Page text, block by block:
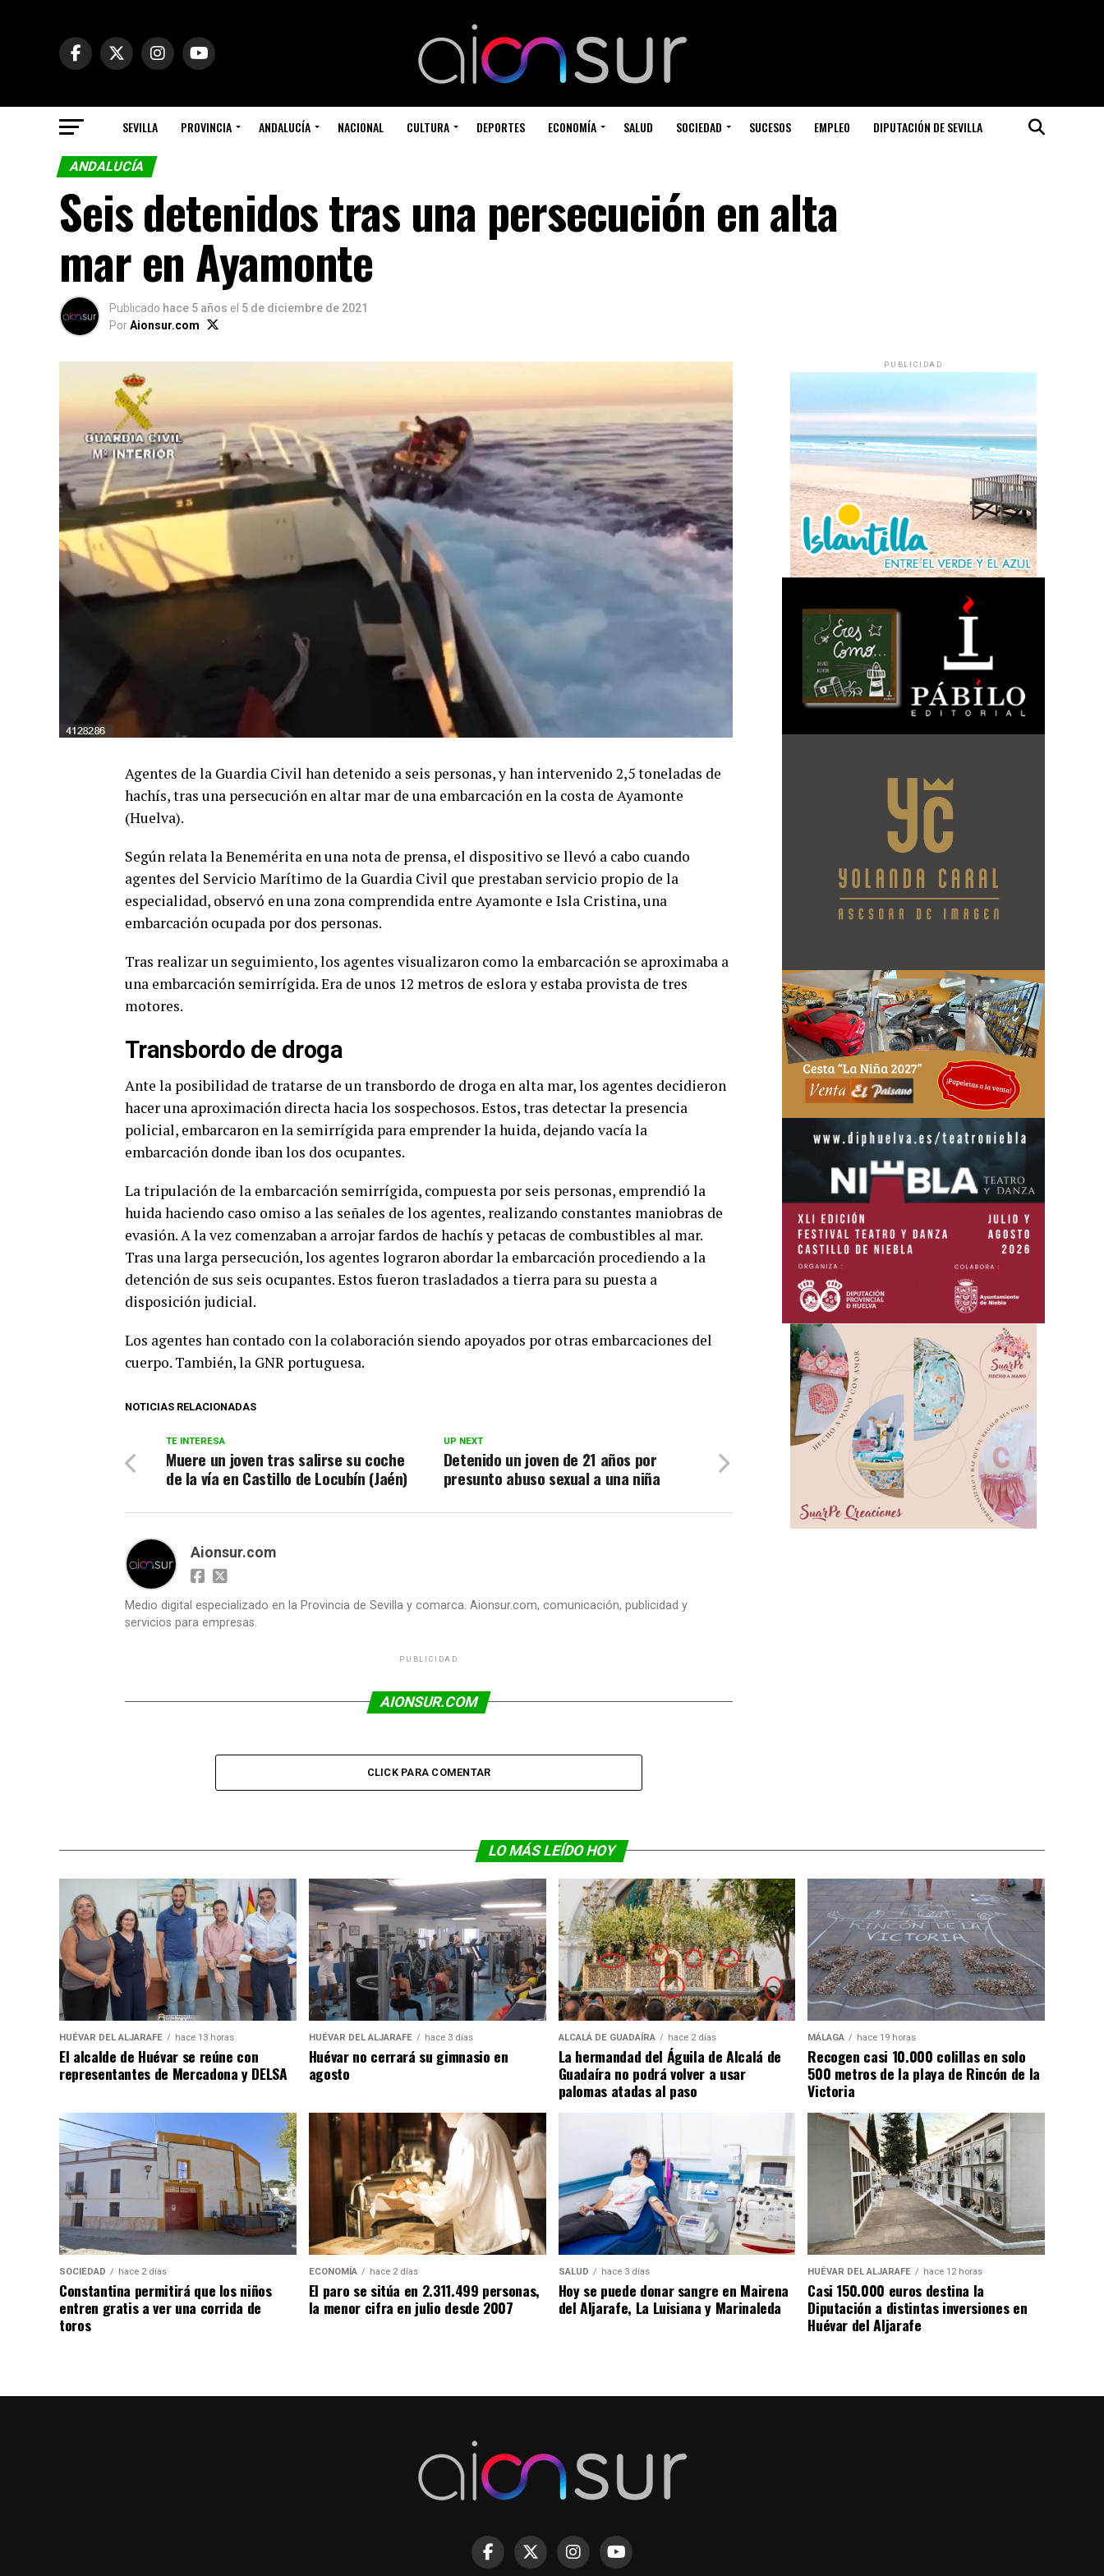
SEVILLA PROVINCIA ANDALUCÍA NACIONAL CULTURA DEPORTES ECONOMÍA SALUD SOCIEDAD SUCESOS EMPLEO DIPUTACIÓN DE SEVILLA
ANDALUCÍA
Seis detenidos tras una persecución en alta
mar en Ayamonte
Publicado hace 5 años el 5 de diciembre de 2021
PorAionsur.com
Agentes de la Guardia Civil han detenido a seis personas, y han intervenido 2,5 toneladas de
hachís, tras una persecución en altar mar de una embarcación en la costa de Ayamonte
(Huelva).
Según relata la Benemérita en una nota de prensa, el dispositivo se llevó a cabo cuando
agentes del Servicio Marítimo de la Guardia Civil que prestaban servicio propio de la
especialidad, observó en una zona comprendida entre Ayamonte e Isla Cristina, una
embarcación ocupada por dos personas.
Tras realizar un seguimiento, los agentes visualizaron como la embarcación se aproximaba a
una embarcación semirrígida. Era de unos 12 metros de eslora y estaba provista de tres
motores.
Transbordo de droga
Ante la posibilidad de tratarse de un transbordo de droga en alta mar, los agentes decidieron
hacer una aproximación directa hacia los sospechosos. Estos, tras detectar la presencia
policial, embarcaron en la semirrígida para emprender la huida, dejando vacía la
embarcación donde iban los dos ocupantes.
La tripulación de la embarcación semirrígida, compuesta por seis personas, emprendió la
huida haciendo caso omiso a las señales de los agentes, realizando constantes maniobras de
evasión. A la vez comenzaban a arrojar fardos de hachís y petacas de combustibles al mar.
Tras una larga persecución, los agentes lograron abordar la embarcación procediendo a la
detención de sus seis ocupantes. Estos fueron trasladados a tierra para su puesta a
disposición judicial.
Los agentes han contado con la colaboración siendo apoyados por otras embarcaciones del
cuerpo. También, la GNR portuguesa.
NOTICIAS RELACIONADAS
UP NEXT
Detenido un joven de 21 años por
presunto abuso sexual a una niña
TE INTERESA
Muere un joven tras salirse su coche
de la vía en Castillo de Locubín (Jaén)
Aionsur.com
Medio digital especializado en la Provincia de Sevilla y comarca. Aionsur.com, comunicación, publicidad y
servicios para empresas.
PUBLICIDAD
AIONSUR.COM
CLICK PARA COMENTAR
PUBLICIDAD
LO MÁS LEÍDO HOY
HUÉVAR DEL ALJARAFE hace 13 horas
El alcalde de Huévar se reúne con
representantes de Mercadona y DELSA
HUÉVAR DEL ALJARAFE hace 3 días
Huévar no cerrará su gimnasio en
agosto
ALCALÁ DE GUADAÍRA hace 2 días
La hermandad del Águila de Alcalá de
Guadaíra no podrá volver a usar
palomas atadas al paso
MÁLAGA hace 19 horas
Recogen casi 10.000 colillas en solo
500 metros de la playa de Rincón de la
Victoria
SOCIEDAD hace 2 días
Constantina permitirá que los niños
entren gratis a ver una corrida de
toros
ECONOMÍA hace 2 días
El paro se sitúa en 2.311.499 personas,
la menor cifra en julio desde 2007
SALUD hace 3 días
Hoy se puede donar sangre en Mairena
del Aljarafe, La Luisiana y Marinaleda
HUÉVAR DEL ALJARAFE hace 12 horas
Casi 150.000 euros destina la
Diputación a distintas inversiones en
Huévar del Aljarafe